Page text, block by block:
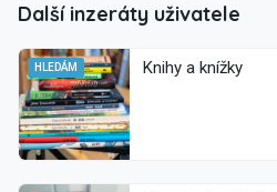
Další inzeráty uživatele
HLEDÁM Knihy a knížky